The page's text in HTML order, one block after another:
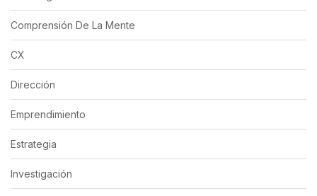
Comprensión De La Mente
CX
Dirección
Emprendimiento
Estrategia
Investigación